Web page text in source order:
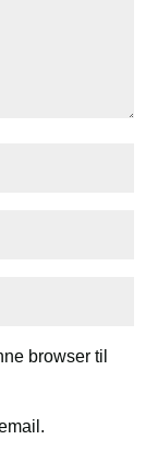
browser til